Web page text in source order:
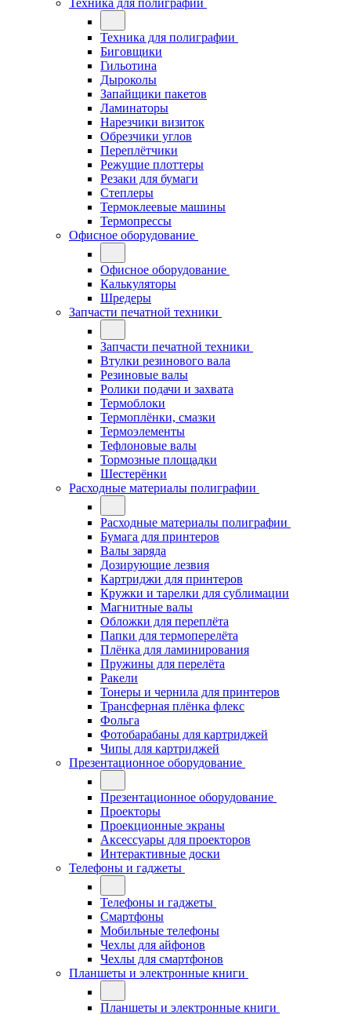
Техника для полиграфии
Техника для полиграфии
Биговщики
Гильотина
Дыроколы
Запайщики пакетов
Ламинаторы
Нарезчики визиток
Обрезчики углов
Переплётчики
Режущие плоттеры
Резаки для бумаги
Степлеры
Термоклеевые машины
Термопрессы
Офисное оборудование
Офисное оборудование
Калькуляторы
Шредеры
Запчасти печатной техники
Запчасти печатной техники
Втулки резинового вала
Резиновые валы
Ролики подачи и захвата
Термоблоки
Термоплёнки, смазки
Термоэлементы
Тефлоновые валы
Тормозные площадки
Шестерёнки
Расходные материалы полиграфии
Расходные материалы полиграфии
Бумага для принтеров
Валы заряда
Дозирующие лезвия
Картриджи для принтеров
Кружки и тарелки для сублимации
Магнитные валы
Обложки для переплёта
Папки для термоперелёта
Плёнка для ламинирования
Пружины для перелёта
Ракели
Тонеры и чернила для принтеров
Трансферная плёнка флекс
Фольга
Фотобарабаны для картриджей
Чипы для картриджей
Презентационное оборудование
Презентационное оборудование
Проекторы
Проекционные экраны
Аксессуары для проекторов
Интерактивные доски
Телефоны и гаджеты
Телефоны и гаджеты
Смартфоны
Мобильные телефоны
Чехлы для айфонов
Чехлы для смартфонов
Планшеты и электронные книги
Планшеты и электронные книги